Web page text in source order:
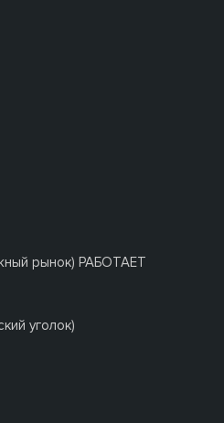
рынок) РАБОТАЕТ
уголок)